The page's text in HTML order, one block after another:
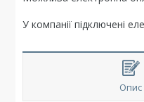
У компанії підключені
Опис